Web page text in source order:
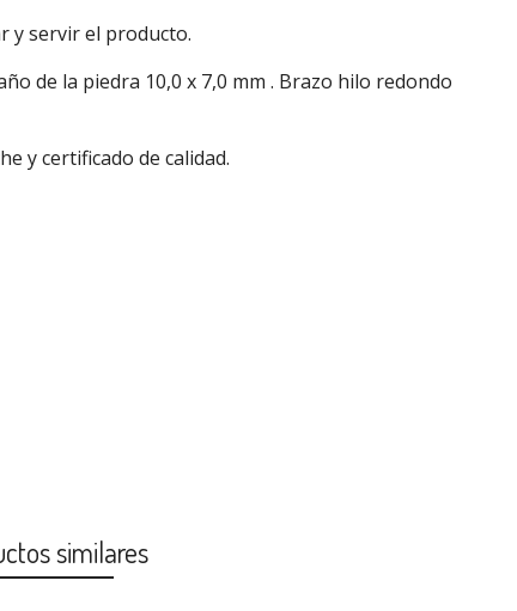
y servir el producto.
de la piedra 10,0 x 7,0 mm . Brazo hilo redondo
y certificado de calidad.
similares